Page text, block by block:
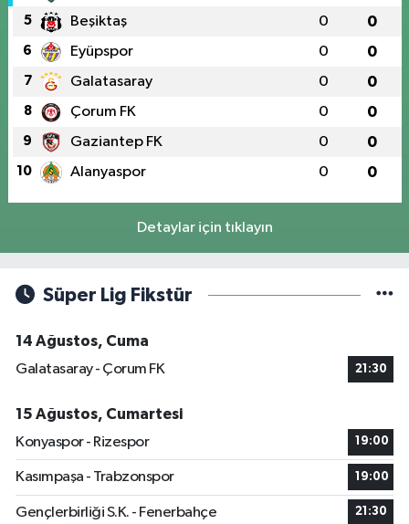
5 Beşiktaş 0 0
6 Eyüpspor 0 0
7 Galatasaray 0 0
8 Çorum FK 0 0
9 Gaziantep FK 0 0
10 Alanyaspor 0 0
Detaylar için tıklayın
Süper Lig Fikstür
14 Ağustos, Cuma
Galatasaray - Çorum FK
21:30
15 Ağustos, Cumartesi
Konyaspor - Rizespor
19:00
Kasımpaşa - Trabzonspor 19:00
Gençlerbirliği S.K. - Fenerbahçe 21:30